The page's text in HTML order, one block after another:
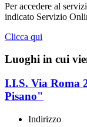
Per accedere al
indicato Servizio
Clicca qui
Luoghi in cui
I.I.S. Via Roma
Pisano"
Indirizzo